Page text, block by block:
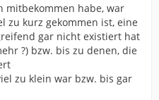
mitbekommen habe, war
zu kurz gekommen ist, eine
gar nicht existiert hat
?) bzw. bis zu denen, die
zu klein war bzw. bis gar